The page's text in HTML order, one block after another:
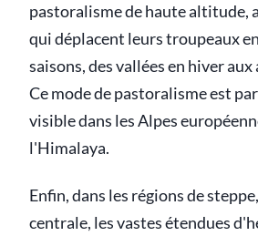
pastoralisme de haute altitude,
qui déplacent leurs troupeaux
saisons, des vallées en hiver aux
Ce mode de pastoralisme est
visible dans les Alpes
l'Himalaya.
Enfin, dans les régions de
centrale, les vastes étendues